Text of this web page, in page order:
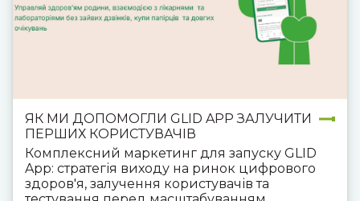
ЯК МИ ДОПОМОГЛИ GLID APP ЗАЛУЧИТИ
ПЕРШИХ КОРИСТУВАЧІВ
Комплексний маркетинг для запуску GLID
App: стратегія виходу на ринок цифрового
здоров'я, залучення користувачів та